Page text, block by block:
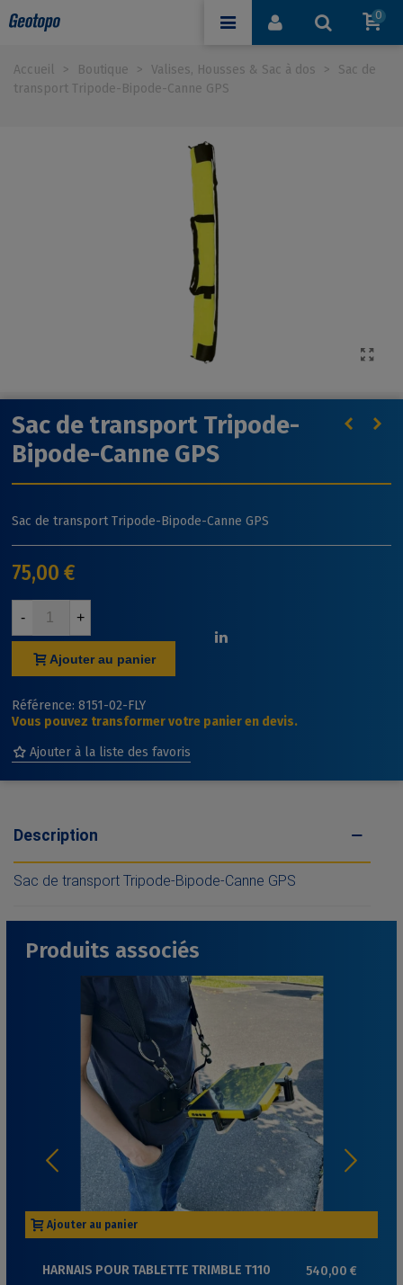
0
Accueil > Boutique > Valises, Housses & Sac à dos >
Sac de
transport Tripode-Bipode-Canne GPS
Sac de transport Tripode-
Bipode-Canne GPS
Sac de transport Tripode-Bipode-Canne GPS
75,00 €
- +
Ajouter au panier
Référence: 8151-02-FLY
Vous pouvez transformer votre panier en devis.
Ajouter à la liste des favoris
Description
Sac de transport Tripode-Bipode-Canne GPS
Produits associés
Ajouter au panier
HARNAIS POUR TABLETTE TRIMBLE T110 540,00 €